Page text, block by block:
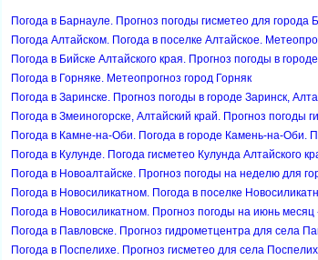
Погода в Барнауле. Прогноз погоды гисметео для города
Погода Алтайском. Погода в поселке Алтайское.
Погода в Бийске Алтайского края. Прогноз погоды в
Погода в Горняке. Метеопрогноз город Горняк
Погода в Заринске. Прогноз погоды в городе Заринск,
Погода в Змеиногорске, Алтайский край. Прогноз погоды
Погода в Камне-на-Оби. Погода в городе Камень-на-Оби.
Погода в Кулунде. Погода гисметео Кулунда Алтайского
Погода в Новоалтайске. Прогноз погоды на неделю для
Погода в Новосиликатном. Погода в поселке
Погода в Новосиликатном. Прогноз погоды на июнь
Погода в Павловске. Прогноз гидрометцентра для села
Погода в Поспелихе. Прогноз гисметео для села